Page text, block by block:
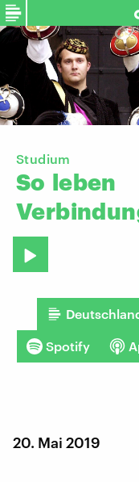
Studium
So leben
Spotify
20. Mai 2019